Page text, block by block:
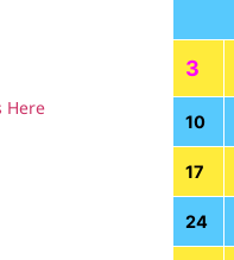
Here
HTML / JS Code
3
10
17
24